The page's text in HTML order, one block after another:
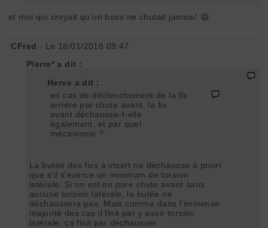
et moi qui croyait qu'un boss ne chutait jamais! 😄
CFred - Le 18/01/2018 09:47
Pïerre* a dit :
Herve a dit :
en cas de déclenchement de la fix
arrière par chute avant, la fix
avant déchausse-t-elle
également, et par quel
mécanisme ?
La butée des fixs à insert ne déchausse à priori
que s'il s'exerce un minimum de torsion
latérale. Si on est en pure chute avant sans
aucune torsion latérale, la butée ne
déchaussera pas. Mais comme dans l'immense
majorité des cas il finit par y avoir torsion
latérale, ça finit par déchausser.